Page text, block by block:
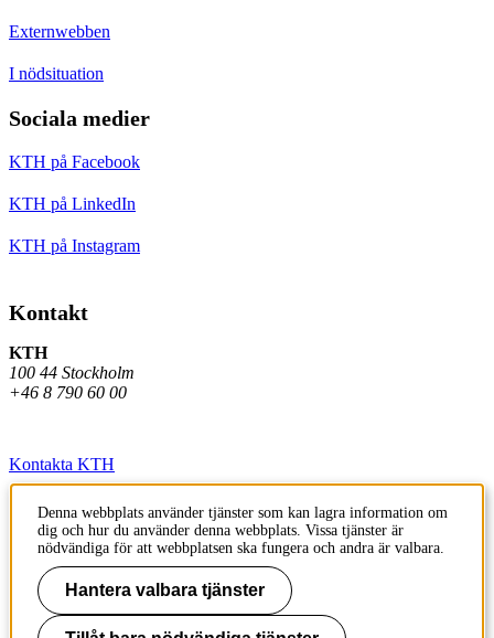
Externwebben
I nödsituation
Sociala medier
KTH på Facebook
KTH på LinkedIn
KTH på Instagram
Kontakt
KTH
100 44 Stockholm
+46 8 790 60 00
Kontakta KTH
Jobba på KTH
Press och media
Faktura och betalning KTH
Om KTH:s webbplatser
Denna webbplats använder tjänster som kan lagra information om
dig och hur du använder denna webbplats. Vissa tjänster är
nödvändiga för att webbplatsen ska fungera och andra är valbara.
Hantera valbara tjänster